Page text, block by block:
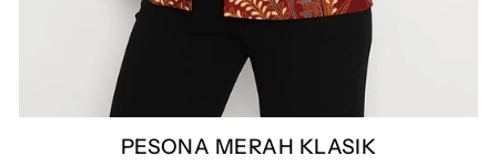
PESONA MERAH KLASIK